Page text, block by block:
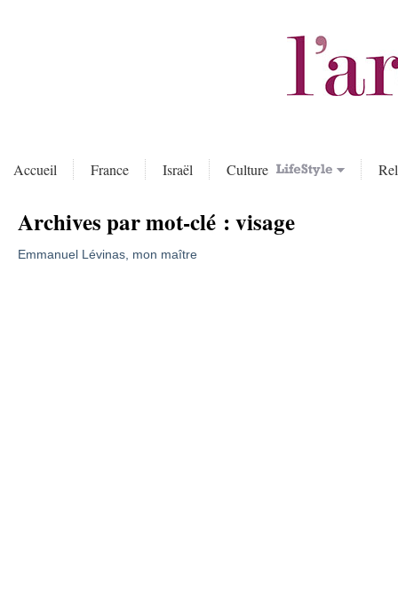
Accueil France Israël Culture
Archives par mot-clé :visage
Emmanuel Lévinas, mon maître